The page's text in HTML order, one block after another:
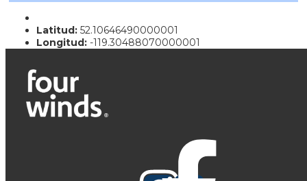
Latitud: 52.10646490000001
Longitud: -119.30488070000001